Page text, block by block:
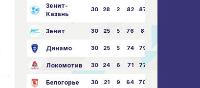
Зенит-
Казань
30 28 2 82 87:24
Зенит 30 25 5 76 81:21
Динамо 30 25 5 74 79:26
Локомотив 30 24 6 71 77:33
Белогорье 30 21 9 64 70:40